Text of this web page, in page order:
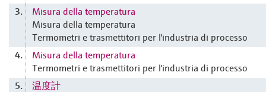
3.
Misura della temperatura
Misura della temperatura
Termometri e trasmettitori per l'industria di processo
4.
Misura della temperatura
Termometri e trasmettitori per l'industria di processo
5.
温度計